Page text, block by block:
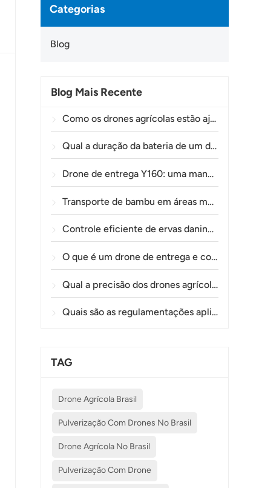
Categorias
Blog
Blog Mais Recente
Como os drones agrícolas estão ajudando os agricultores brasileiros a aprimorar as operações de pulverização de lavouras.
Qual a duração da bateria de um drone agrícola?
Drone de entrega Y160: uma maneira mais segura e eficiente de transportar materiais para torres de energia em terrenos montanhosos.
Transporte de bambu em áreas montanhosas: como a TOLXGUN Y160 abre uma nova rota da floresta ao ponto de coleta.
Controle eficiente de ervas daninhas pré-emergentes em trigo com o drone agrícola A80
O que é um drone de entrega e como funciona a entrega por drone?
Qual a precisão dos drones agrícolas na pulverização e monitoramento de plantações?
Quais são as regulamentações aplicáveis ​​ao uso de drones na agricultura em diferentes países?
TAG
Drone Agrícola Brasil
Pulverização Com Drones No Brasil
Drone Agrícola No Brasil
Pulverização Com Drone